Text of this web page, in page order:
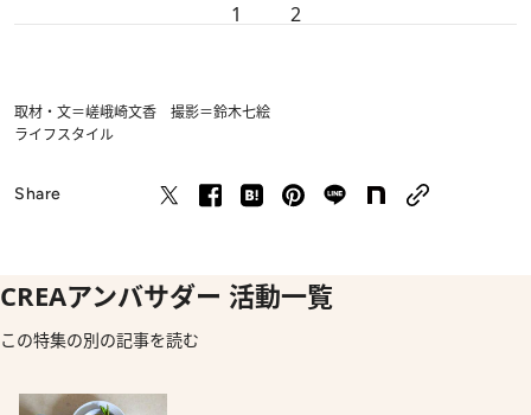
1 2
取材・文＝嵯峨崎文香 撮影＝鈴木七絵
ライフスタイル
Share
CREAアンバサダー 活動一覧
この特集の別の記事を読む